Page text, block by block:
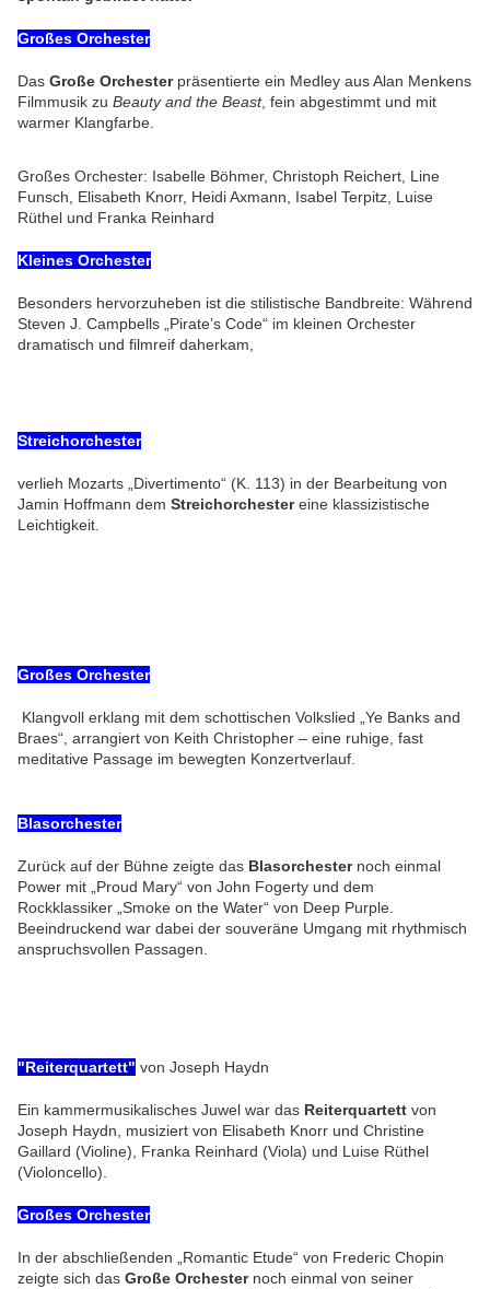
Großes Orchester
Das Große Orchesterpräsentierte ein Medley aus Alan Menkens
Filmmusik zu Beauty and the Beast, fein abgestimmt und mit
warmer Klangfarbe.
Großes Orchester: Isabelle Böhmer, Christoph Reichert, Line
Funsch, Elisabeth Knorr, Heidi Axmann, Isabel Terpitz, Luise
Rüthel und Franka Reinhard
Kleines Orchester
Besonders hervorzuheben ist die stilistische Bandbreite: Während
Steven J. Campbells „Pirate’s Code“ im kleinen Orchester
dramatisch und filmreif daherkam,
Streichorchester
verlieh Mozarts „Divertimento“ (K. 113) in der Bearbeitung von
Jamin Hoffmann dem Streichorchestereine klassizistische
Leichtigkeit.
Großes Orchester
Klangvoll erklang mit dem schottischen Volkslied „Ye Banks and
Braes“, arrangiert von Keith Christopher – eine ruhige, fast
meditative Passage im bewegten Konzertverlauf.
Blasorchester
Zurück auf der Bühne zeigte das Blasorchesternoch einmal
Power mit „Proud Mary“ von John Fogerty und dem
Rockklassiker „Smoke on the Water“ von Deep Purple.
Beeindruckend war dabei der souveräne Umgang mit rhythmisch
anspruchsvollen Passagen.
"Reiterquartett" von Joseph Haydn
Ein kammermusikalisches Juwel war das Reiterquartett von
Joseph Haydn, musiziert von Elisabeth Knorr und Christine
Gaillard (Violine), Franka Reinhard (Viola) und Luise Rüthel
(Violoncello).
Großes Orchester
In der abschließenden „Romantic Etude“ von Frederic Chopin
zeigte sich das Große Orchesternoch einmal von seiner